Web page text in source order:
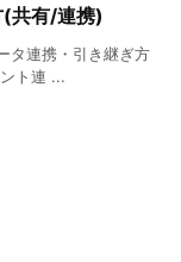
(共有/連携)
タ連携・引き継ぎ方
ト連 ...